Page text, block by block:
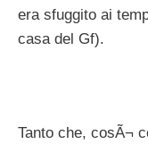
era sfuggito ai
casa del Gf).
Tanto che, cosÃ¬